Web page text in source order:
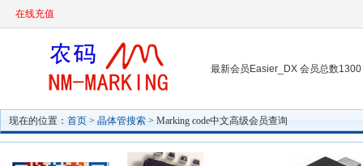
在线充值
最新会员Easier_DX 会员总数1300
现在的位置： 首页 > 晶体管搜索 > Marking code中文高级会员查询